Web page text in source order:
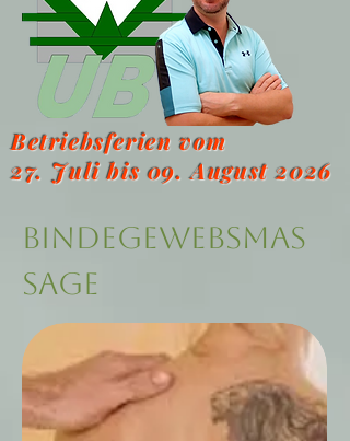
Betriebsferien vom
27. Juli bis 09. August 2026
Bindegewebsmas
sage